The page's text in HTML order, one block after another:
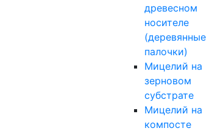
древесном
носителе
(деревянные
палочки)
Мицелий на
зерновом
субстрате
Мицелий на
компосте